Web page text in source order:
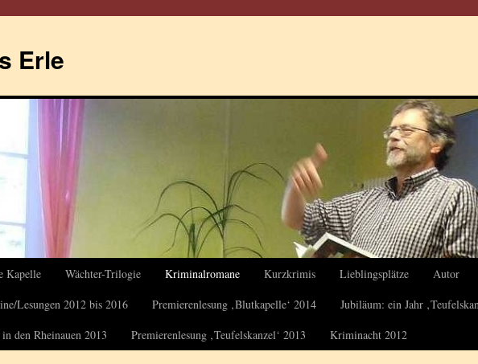
Erle
Kapelle Wächter-Trilogie Kriminalromane Kurzkrimis Lieblingsplätze
Autor
Lesungen 2012 bis 2016
Premierenlesung ‚Blutkapelle‘ 2014
Jubiläum: ein Jahr
den Rheinauen 2013
Premierenlesung ‚Teufelskanzel‘ 2013 Kriminacht 2012